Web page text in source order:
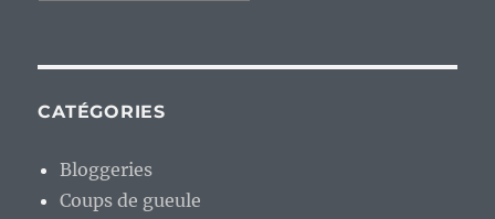
CATÉGORIES
Bloggeries
Coups de gueule